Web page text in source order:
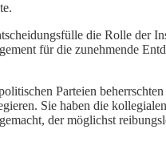
die Rolle
für die zunehmende
Parteien
Sie haben die
der möglichst